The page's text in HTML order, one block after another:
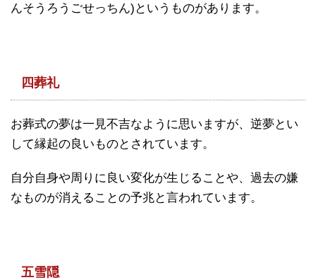
んそうろうごせっちん)というものがあります。
四葬礼
お葬式の夢は一見不吉なように思いますが、逆夢とい
して縁起の良いものとされています。
自分自身や周りに良い変化が生じることや、過去の嫌
なものが消えることの予兆と言われています。
五雪隠